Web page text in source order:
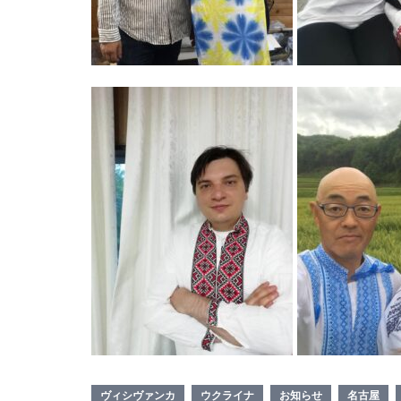
ヴィシヴァンカ ウクライナ お知らせ 名古屋